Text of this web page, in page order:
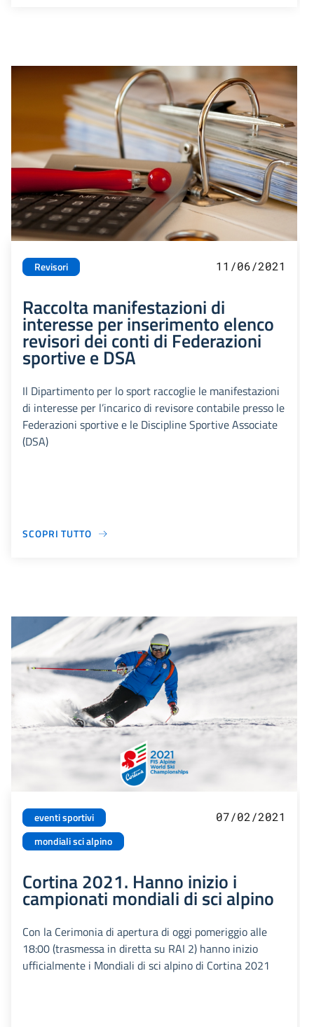
Revisori 11/06/2021
Raccolta manifestazioni di
interesse per inserimento elenco
revisori dei conti di Federazioni
sportive e DSA
Il Dipartimento per lo sport raccoglie le manifestazioni
di interesse per l’incarico di revisore contabile presso le
Federazioni sportive e le Discipline Sportive Associate
(DSA)
SCOPRI TUTTO
eventi sportivi
mondiali sci alpino
07/02/2021
Cortina 2021. Hanno inizio i
campionati mondiali di sci alpino
Con la Cerimonia di apertura di oggi pomeriggio alle
18:00 (trasmessa in diretta su RAI 2) hanno inizio
ufficialmente i Mondiali di sci alpino di Cortina 2021